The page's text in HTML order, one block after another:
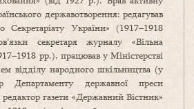
державотворення: редагував
Секретаріату України» (1917–1918
секретаря журналу «Вільна
рр.), працював у Міністерстві
відділу народного шкільництва (у
Департаменту державної преси
газети «Державний Вістник»